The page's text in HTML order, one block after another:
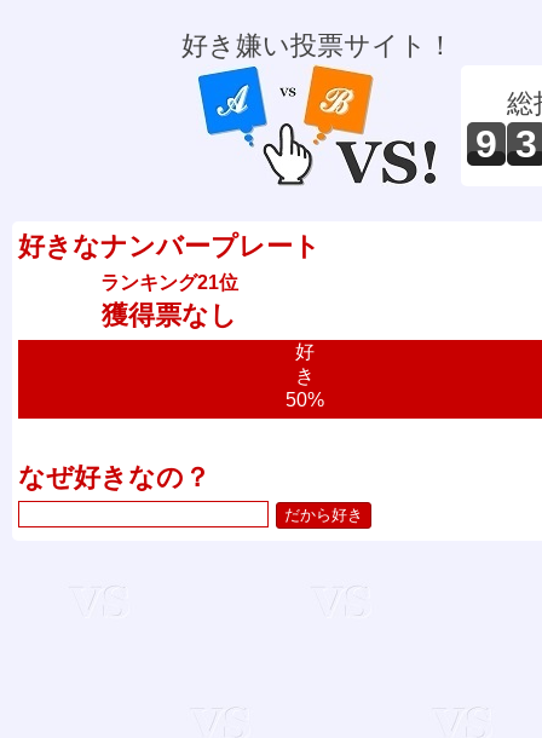
好き嫌い投票サイト！
総
9 3
好きなナンバープレート
ランキング21位
獲得票なし
好
き
50%
なぜ好きなの？